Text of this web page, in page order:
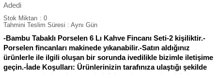
Adedi
Stok Miktarı : 0
Tahmini Teslim Süresi : Aynı Gün
-Bambu Tabaklı Porselen 6 Lı Kahve Fincanı Seti-2 kişiliktir.-
Porselen fincanları makinede yıkanabilir.-Satın aldığınız
ürünlerle ile ilgili oluşan bir sorunda ivedilikle bizimle iletişime
geçin.-İade Koşulları: Ürünlerinizin tarafınıza ulaştığı şekilde